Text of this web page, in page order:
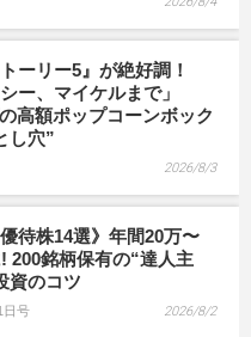
ーリー5』が絶好調！
ー、マイケルまで」
高額ポップコーンボック
し穴”
2026/8/3
待株14選》年間20万〜
200銘柄保有の“達人主
資のコツ
日号 2026/8/2